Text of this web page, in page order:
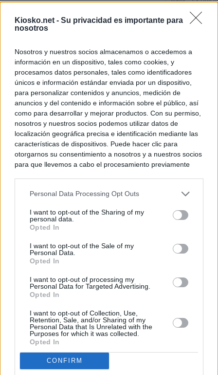
Kiosko.net - Su privacidad es importante para
nosotros
Nosotros y nuestros socios almacenamos o accedemos a
información en un dispositivo, tales como cookies, y
procesamos datos personales, tales como identificadores
únicos e información estándar enviada por un dispositivo,
para personalizar contenidos y anuncios, medición de
anuncios y del contenido e información sobre el público, así
como para desarrollar y mejorar productos. Con su permiso,
nosotros y nuestros socios podemos utilizar datos de
localización geográfica precisa e identificación mediante las
características de dispositivos. Puede hacer clic para
otorgarnos su consentimiento a nosotros y a nuestros socios
para que llevemos a cabo el procesamiento previamente
negar su consentimiento. Tenga en cuenta que algún
de su consentimiento, pero usted tiene el derecho de
rechazar tal procesamiento. Sus preferencias se aplicarán
cualquier momento entrando de nuevo en este sitio web o
visitando nuestra política de privacidad.
Personal Data Processing Opt Outs
I want to opt-out of the Sharing of my
personal data.
Opted In
I want to opt-out of the Sale of my
Personal Data.
Opted In
I want to opt-out of processing my
Personal Data for Targeted Advertising.
Opted In
I want to opt-out of Collection, Use,
Retention, Sale, and/or Sharing of my
Personal Data that Is Unrelated with the
Purposes for which it was collected.
Opted In
CONFIRM
"Solo
Sánchez
© Kiosko.net Aviso Legal Privacidad y Cookies